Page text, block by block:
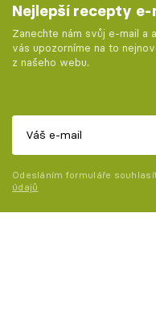
Nejlepší recepty e-
Zanechte nám svůj e-mail a
vás upozorníme na to
z našeho webu.
Odesláním formuláře
údajů